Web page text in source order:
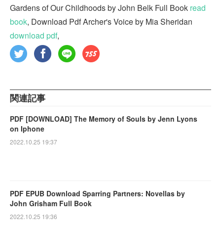
Gardens of Our Childhoods by John Belk Full Book read
book, Download Pdf Archer's Voice by Mia Sheridan
download pdf,
関連記事
PDF [DOWNLOAD] The Memory of Souls by Jenn Lyons
on Iphone
2022.10.25 19:37
PDF EPUB Download Sparring Partners: Novellas by
John Grisham Full Book
2022.10.25 19:36